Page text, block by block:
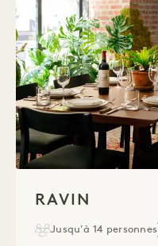
RAVIN
Jusqu'à 14 personnes